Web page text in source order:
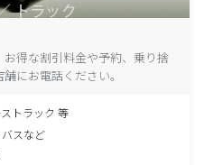
得な割引料金や予約、乗り捨
にお電話ください。
トラック 等
バスなど